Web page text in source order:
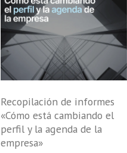
Recopilación de informes
«Cómo está cambiando el
perfil y la agenda de la
empresa»